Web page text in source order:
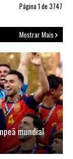
Página 1 de 3747
Mostrar Mais
mundial